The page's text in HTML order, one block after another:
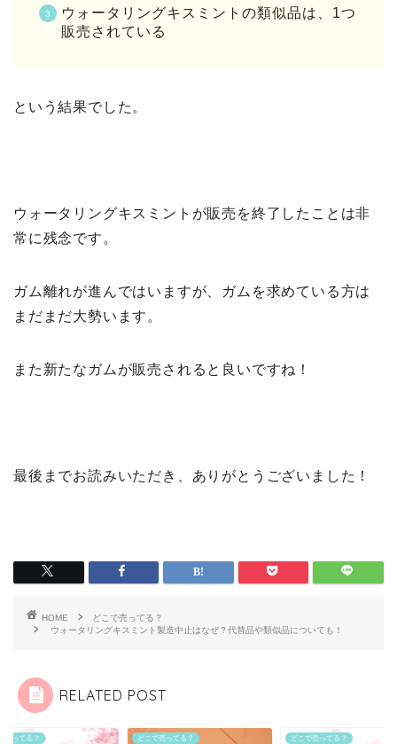
ウォータリングキスミントの類似品は、1つ
販売されている
という結果でした。
ウォータリングキスミントが販売を終了したことは非
常に残念です。
ガム離れが進んではいますが、ガムを求めている方は
まだまだ大勢います。
また新たなガムが販売されると良いですね！
最後までお読みいただき、ありがとうございました！
HOME
どこで売ってる？
ウォータリングキスミント製造中止はなぜ？代替品や類似品についても！
RELATED POST
売ってる？ どこで売ってる？ どこで売ってる？